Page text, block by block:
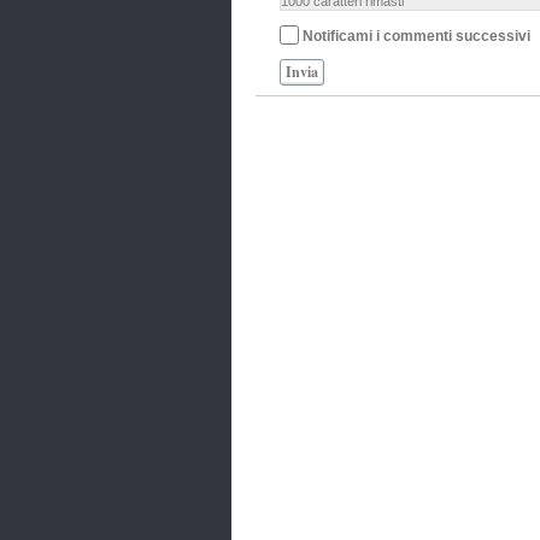
Notificami i commenti successivi
Invia